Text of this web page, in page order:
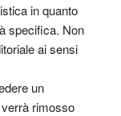
in quanto
specifica. Non
ai sensi
un
rimosso